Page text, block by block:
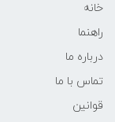
خانه
راهنما
درباره ما
تماس با ما
قوانین